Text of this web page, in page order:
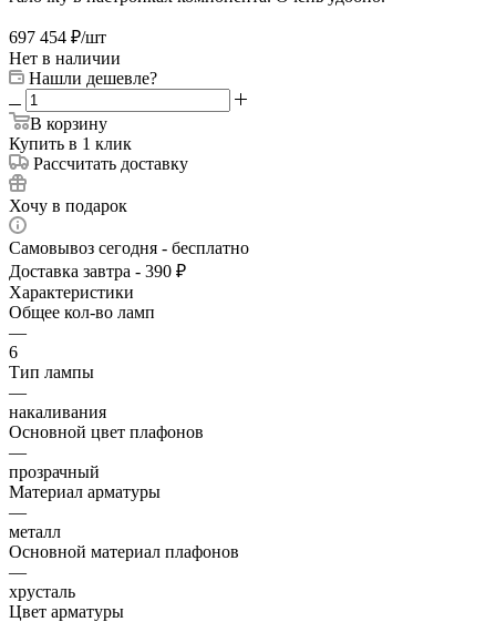
697 454 ₽/шт
Нет в наличии
Нашли дешевле?
В корзину
Купить в 1 клик
Рассчитать доставку
Хочу в подарок
Самовывоз сегодня - бесплатно
Доставка завтра - 390 ₽
Характеристики
Общее кол-во ламп
—
6
Тип лампы
—
накаливания
Основной цвет плафонов
—
прозрачный
Материал арматуры
—
металл
Основной материал плафонов
—
хрусталь
Цвет арматуры